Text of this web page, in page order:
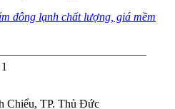
đông lạnh chất lượng, giá mềm
Chiểu, TP. Thủ Đức